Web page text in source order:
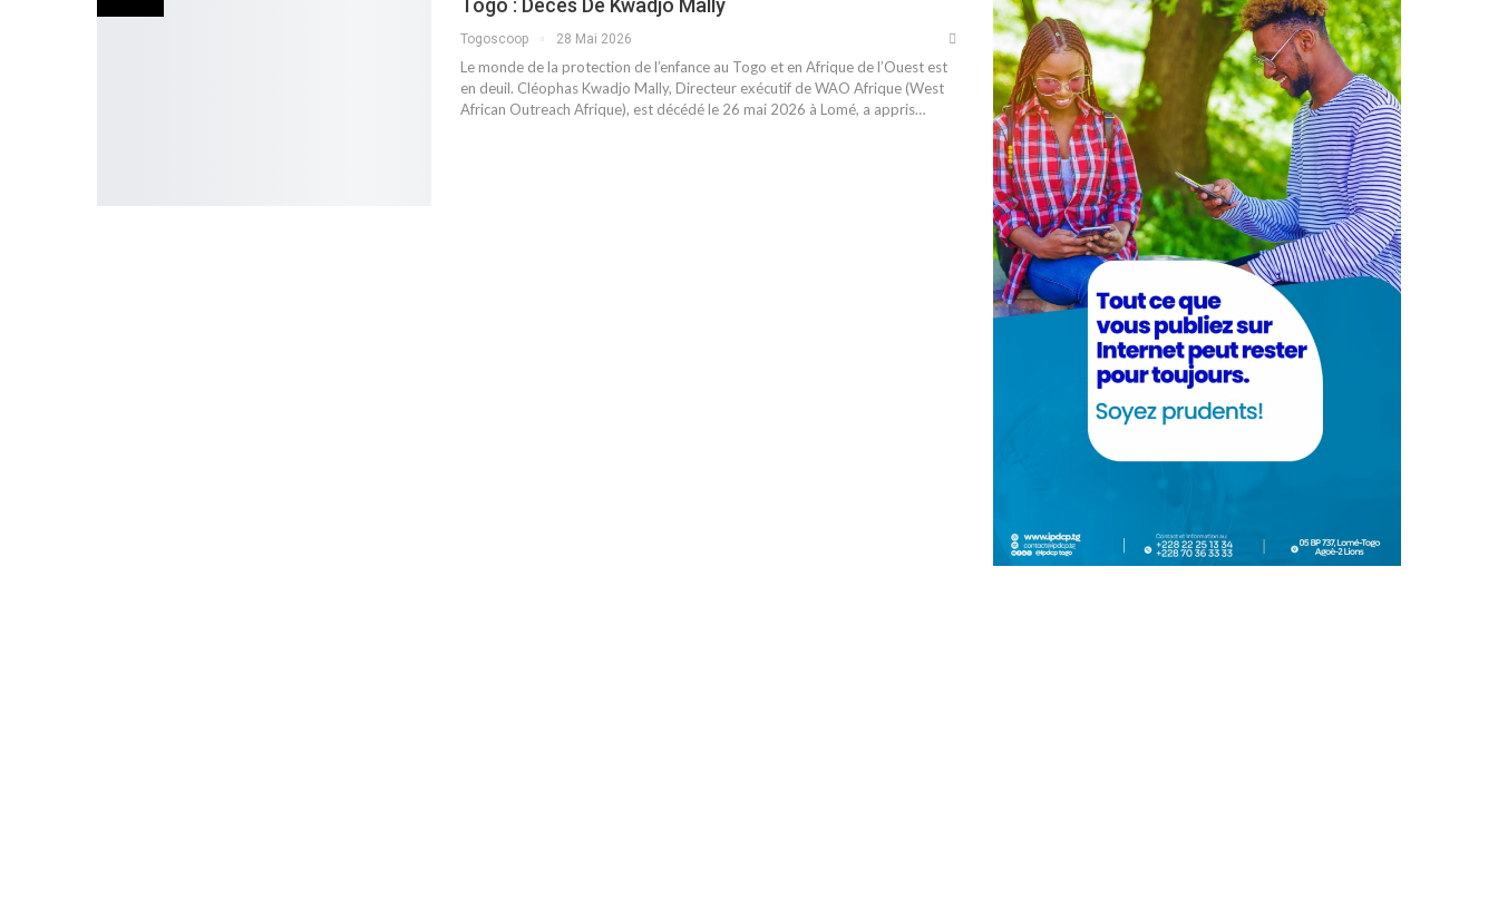
Togo : Décès De Kwadjo Mally
Togoscoop 28 Mai 2026
Le monde de la protection de l’enfance au Togo et en Afrique de l’Ouest est
en deuil. Cléophas Kwadjo Mally, Directeur exécutif de WAO Afrique (West
African Outreach Afrique), est décédé le 26 mai 2026 à Lomé, a appris…